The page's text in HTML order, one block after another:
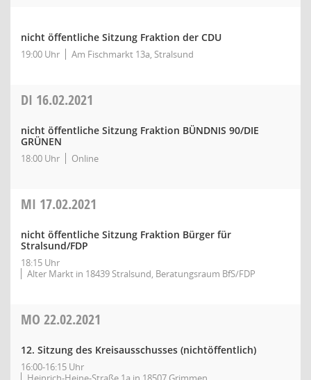
nicht öffentliche Sitzung Fraktion der CDU
19:00 Uhr Am Fischmarkt 13a, Stralsund
DI 16.02.2021
nicht öffentliche Sitzung Fraktion BÜNDNIS 90/DIE
GRÜNEN
18:00 Uhr Online
MI 17.02.2021
nicht öffentliche Sitzung Fraktion Bürger für
Stralsund/FDP
18:15 Uhr
Alter Markt in 18439 Stralsund, Beratungsraum BfS/FDP
MO 22.02.2021
12. Sitzung des Kreisausschusses (nichtöffentlich)
16:00-16:15 Uhr